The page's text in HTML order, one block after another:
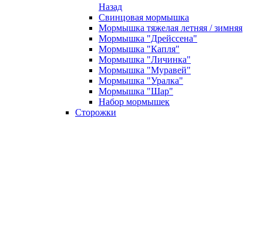
Назад
Свинцовая мормышка
Мормышка тяжелая летняя / зимняя
Мормышка "Дрейссена"
Мормышка "Капля"
Мормышка "Личинка"
Мормышка "Муравей"
Мормышка "Уралка"
Мормышка "Шар"
Набор мормышек
Сторожки